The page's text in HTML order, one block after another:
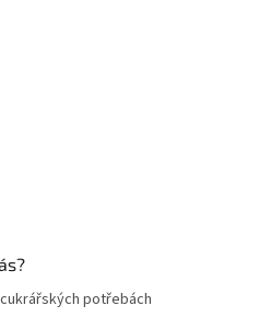
potřebách